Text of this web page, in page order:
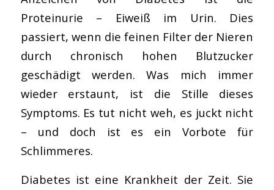
Proteinurie – Eiweiß im Urin. Dies
passiert, wenn die feinen Filter der Nieren
durch chronisch hohen Blutzucker
geschädigt werden. Was mich immer
wieder erstaunt, ist die Stille dieses
Symptoms. Es tut nicht weh, es juckt nicht
– und doch ist es ein Vorbote für
Schlimmeres.
Diabetes ist eine Krankheit der Zeit. Sie